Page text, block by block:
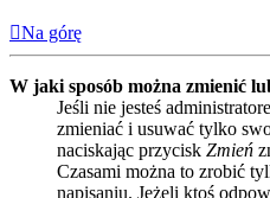
Na górę
W jaki sposób można zmienić
Jeśli nie jesteś
zmieniać i usuwać tylko
naciskając przycisk Zmień
Czasami można to zrobić
napisaniu. Jeżeli ktoś